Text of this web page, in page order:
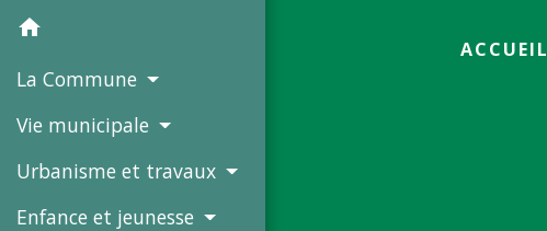
home
La Commune
Vie municipale
Urbanisme et travaux
Enfance et jeunesse
ACCUEIL